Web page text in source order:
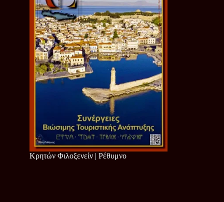
Κρητών Φιλοξενείν | Ρέθυμνο